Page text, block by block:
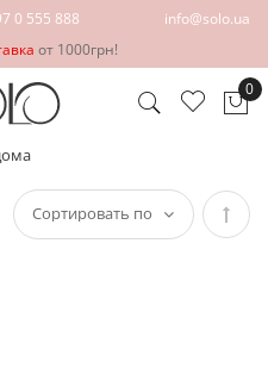
0 555 888
info@solo.ua
от 1000грн!
0